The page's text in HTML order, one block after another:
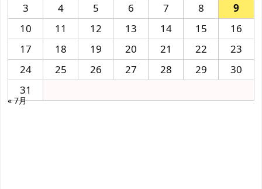
3
4 5 6 7 8
9
10
11 12 13 14 15
16
17
18 19 20 21 22
23
24
25 26 27 28 29
30
31
« 7月